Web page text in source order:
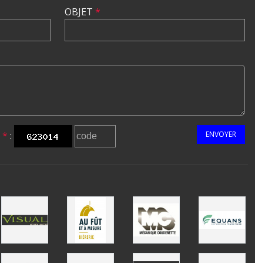
OBJET *
* : ENVOYER